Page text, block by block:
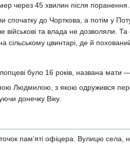
через 45 хвилин після поранення.
спочатку до Чорткова, а потім у
військові та влада не дозволяли. Та
цвинтарі, де й
було 16 років, названа
Людмилою, з якою одружився
донечку Віку.
пам’яті офіцера. Вулицю